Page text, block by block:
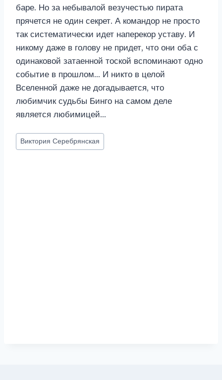
баре. Но за небывалой везучестью пирата
прячется не один секрет. А командор не просто
так систематически идет наперекор уставу. И
никому даже в голову не придет, что они оба с
одинаковой затаенной тоской вспоминают одно
событие в прошлом… И никто в целой
Вселенной даже не догадывается, что
любимчик судьбы Бинго на самом деле
является любимицей…
Метки
записи:
Виктория Серебрянская